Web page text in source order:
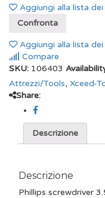
Aggiungi alla lista dei
Confronta
Aggiungi alla lista dei
Compare
SKU: 106403
Attrezzi/Tools, Xceed-
Share:
Descrizione
Descrizione
Phillips screwdriver